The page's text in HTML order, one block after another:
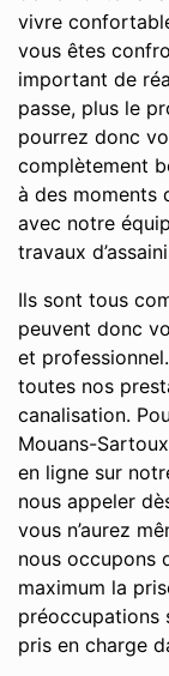
vivre
vous êtes
important de
passe, plus le
pourrez donc
complètement
à des moments
avec notre
travaux
Ils sont tous
peuvent donc
et
toutes nos
canalisation.
Mouans-
en ligne sur
nous appeler
vous n’aurez
nous occupons
maximum la
préoccupations
pris en charge